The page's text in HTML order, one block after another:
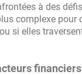
à des
complexe
si elles